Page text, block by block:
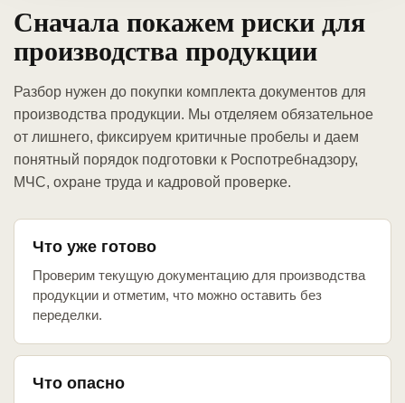
Сначала покажем риски для
производства продукции
Разбор нужен до покупки комплекта документов для
производства продукции. Мы отделяем обязательное
от лишнего, фиксируем критичные пробелы и даем
понятный порядок подготовки к Роспотребнадзору,
МЧС, охране труда и кадровой проверке.
Что уже готово
Проверим текущую документацию для производства
продукции и отметим, что можно оставить без
переделки.
Что опасно